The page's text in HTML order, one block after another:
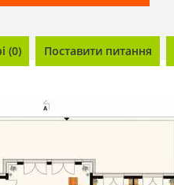
(0) Поставити питання